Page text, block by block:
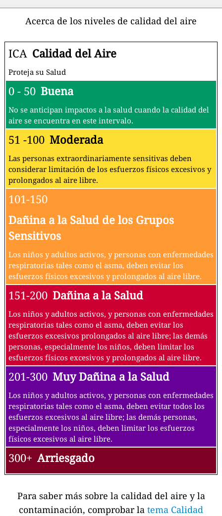
Acerca de los niveles de calidad del aire
ICA Calidad del Aire
Proteja su Salud
0 - 50 Buena
No se anticipan impactos a la salud cuando la calidad del
aire se encuentra en este intervalo.
51 -100 Moderada
Las personas extraordinariamente sensitivas deben
considerar limitación de los esfuerzos físicos excesivos y
prolongados al aire libre.
101-150
Dañina a la Salud de los Grupos
Sensitivos
Los niños y adultos activos, y personas con enfermedades
respiratorias tales como el asma, deben evitar los
esfuerzos físicos excesivos y prolongados al aire libre.
151-200 Dañina a la Salud
Los niños y adultos activos, y personas con enfermedades
respiratorias tales como el asma, deben evitar los
esfuerzos excesivos prolongados al aire libre; las demás
personas, especialmente los niños, deben limitar los
esfuerzos físicos excesivos y prolongados al aire libre.
201-300 Muy Dañina a la Salud
Los niños y adultos activos, y personas con enfermedades
respiratorias tales como el asma, deben evitar todos los
esfuerzos excesivos al aire libre; las demás personas,
especialmente los niños, deben limitar los esfuerzos
físicos excesivos al aire libre.
300+ Arriesgado
Para saber más sobre la calidad del aire y la
contaminación, comprobar la tema Calidad